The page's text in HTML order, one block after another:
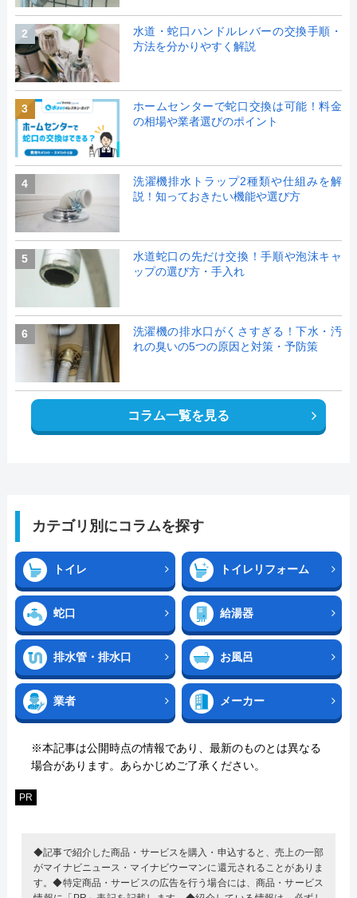
2
水道・蛇口ハンドルレバーの交換手順・
方法を分かりやすく解説
3
ホームセンターで蛇口交換は可能！料金
の相場や業者選びのポイント
4
洗濯機排水トラップ2種類や仕組みを解
説！知っておきたい機能や選び方
5
水道蛇口の先だけ交換！手順や泡沫キャ
ップの選び方・手入れ
6
洗濯機の排水口がくさすぎる！下水・汚
れの臭いの5つの原因と対策・予防策
コラム一覧を見る
カテゴリ別にコラムを探す
トイレ トイレリフォーム
蛇口 給湯器
排水管・排水口 お風呂
業者 メーカー
※本記事は公開時点の情報であり、最新のものとは異なる
場合があります。あらかじめご了承ください。
PR
◆記事で紹介した商品・サービスを購入・申込すると、売上の一部
がマイナビニュース・マイナビウーマンに還元されることがありま
す。◆特定商品・サービスの広告を行う場合には、商品・サービス